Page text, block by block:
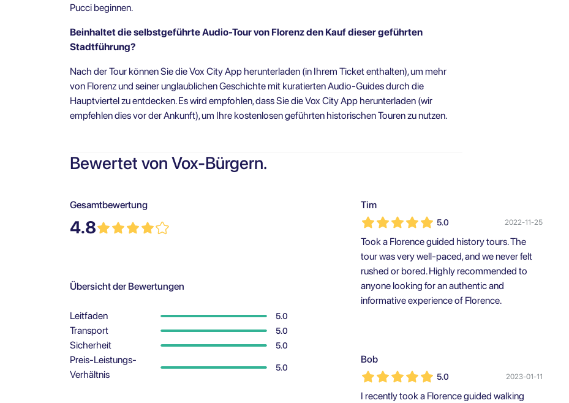
Pucci beginnen.
Beinhaltet die selbstgeführte Audio-Tour von Florenz den Kauf dieser geführten
Stadtführung?
Nach der Tour können Sie die Vox City App herunterladen (in Ihrem Ticket enthalten), um mehr
von Florenz und seiner unglaublichen Geschichte mit kuratierten Audio-Guides durch die
Hauptviertel zu entdecken. Es wird empfohlen, dass Sie die Vox City App herunterladen (wir
empfehlen dies vor der Ankunft), um Ihre kostenlosen geführten historischen Touren zu nutzen.
Bewertet von Vox-Bürgern.
Gesamtbewertung
4.8
Übersicht der Bewertungen
Leitfaden 5.0
Transport 5.0
Sicherheit 5.0
Preis-Leistungs-
Verhältnis
5.0
Tim
5.0 2022-11-25
Took a Florence guided history tours. The
tour was very well-paced, and we never felt
rushed or bored. Highly recommended to
anyone looking for an authentic and
informative experience of Florence.
Bob
5.0 2023-01-11
I recently took a Florence guided walking